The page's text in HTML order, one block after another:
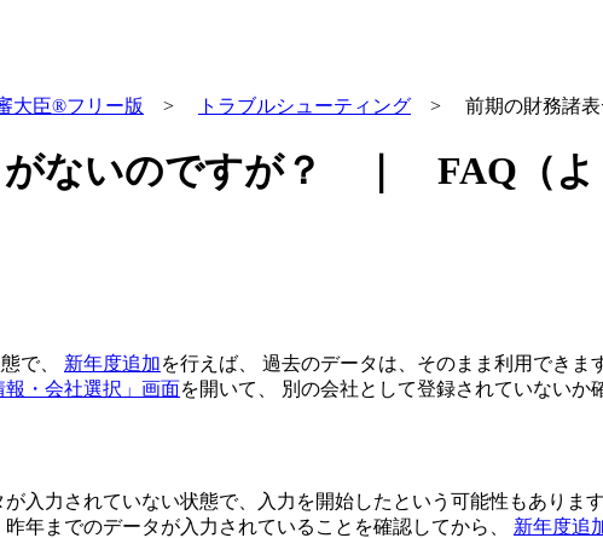
大臣®フリー版 > トラブルシューティング > 前期の財務諸表
がないのですが？ ｜ FAQ（よ
で、 新年度追加を行えば、 過去のデータは、そのまま利用でき
報・会社選択」画面を開いて、 別の会社として登録されていないか
入力されていない状態で、入力を開始したという可能性もありま
年までのデータが入力されていることを確認してから、 新年度追